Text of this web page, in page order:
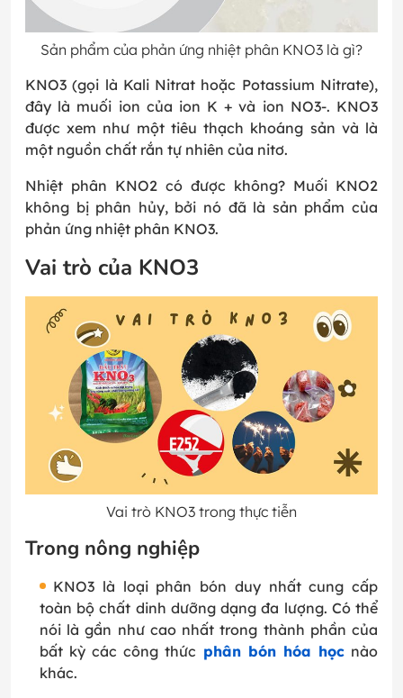
Sản phẩm của phản ứng nhiệt phân KNO3 là gì?
KNO3 (gọi là Kali Nitrat hoặc Potassium Nitrate),
đây là muối ion của ion K + và ion NO3-. KNO3
được xem như một tiêu thạch khoáng sản và là
một nguồn chất rắn tự nhiên của nitơ.
Nhiệt phân KNO2 có được không? Muối KNO2
không bị phân hủy, bởi nó đã là sản phẩm của
phản ứng nhiệt phân KNO3.
Vai trò của KNO3
Vai trò KNO3 trong thực tiễn
Trong nông nghiệp
KNO3 là loại phân bón duy nhất cung cấp
toàn bộ chất dinh dưỡng dạng đa lượng. Có thể
nói là gần như cao nhất trong thành phần của
bất kỳ các công thức phân bón hóa họcnào
khác.